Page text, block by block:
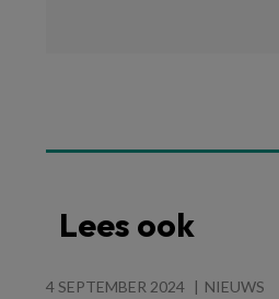
Lees ook
4 SEPTEMBER 2024 NIEUWS